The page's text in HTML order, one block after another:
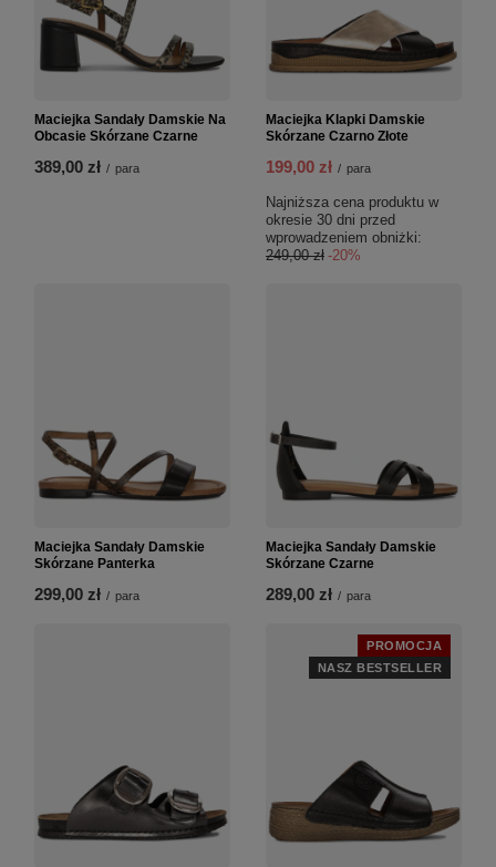
Maciejka Sandały Damskie Na
Obcasie Skórzane Czarne
389,00 zł / para
Maciejka Klapki Damskie
Skórzane Czarno Złote
199,00 zł / para
Najniższa cena produktu w
okresie 30 dni przed
wprowadzeniem obniżki:
249,00 zł -20%
Maciejka Sandały Damskie
Skórzane Panterka
299,00 zł / para
Maciejka Sandały Damskie
Skórzane Czarne
289,00 zł / para
PROMOCJA
NASZ BESTSELLER